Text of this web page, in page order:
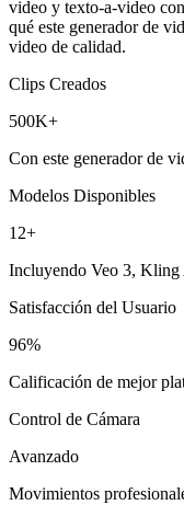
video y texto-a-video
qué este generador de
video de calidad.
Clips Creados
500K+
Con este generador de
Modelos Disponibles
12+
Incluyendo Veo 3,
Satisfacción del Usuario
96%
Calificación de mejor
Control de Cámara
Avanzado
Movimientos